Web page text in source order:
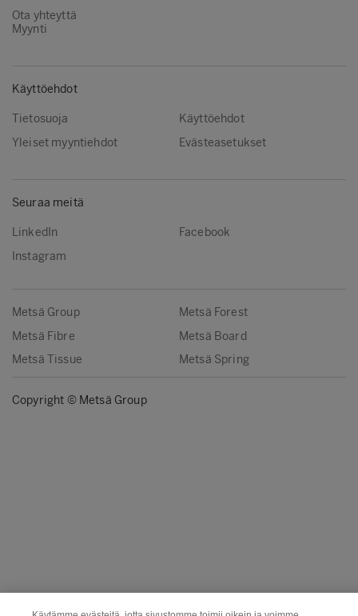
Ota yhteyttä
Myynti
Käyttöehdot
Tietosuoja
Käyttöehdot
Yleiset myyntiehdot
Evästeasetukset
Seuraa meitä
LinkedIn
Facebook
Instagram
Metsä Group
Metsä Forest
Metsä Fibre
Metsä Board
Metsä Tissue
Metsä Spring
Copyright © Metsä Group